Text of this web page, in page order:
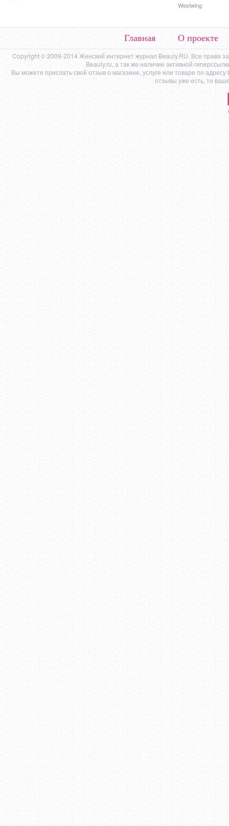
Westwing
Главная О проекте
Copyright © 2009-2014 Женский интернет журнал Beauly.RU. Все права
Beauly.ru, а так же наличие активной
Вы можете прислать свой отзыв о магазине, услуге или товаре по адресу
отзывы уже есть, то